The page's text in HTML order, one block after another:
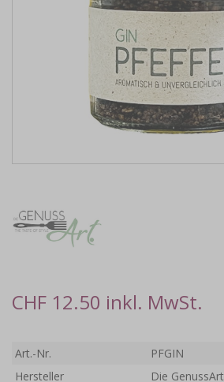
CHF 12.50 inkl. MwSt.
Art.-Nr.
PFGIN
Hersteller
Die GenussArt